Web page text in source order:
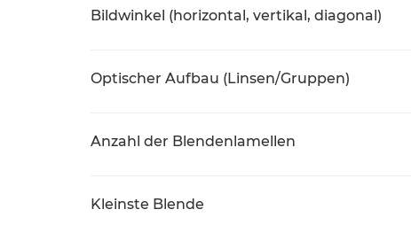
Bildwinkel (horizontal, vertikal, diagonal)
Optischer Aufbau (Linsen/Gruppen)
Anzahl der Blendenlamellen
Kleinste Blende